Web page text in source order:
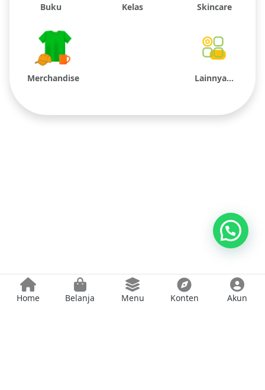
Buku Kelas Skincare
Merchandise Lainnya...
Home Belanja Menu Konten Akun